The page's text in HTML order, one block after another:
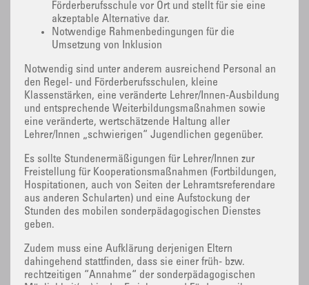
Förderberufsschule vor Ort und stellt für sie eine
akzeptable Alternative dar.
Notwendige Rahmenbedingungen für die
Umsetzung von Inklusion
Notwendig sind unter anderem ausreichend Personal an
den Regel- und Förderberufsschulen, kleine
Klassenstärken, eine veränderte Lehrer/Innen-Ausbildung
und entsprechende Weiterbildungsmaßnahmen sowie
eine veränderte, wertschätzende Haltung aller
Lehrer/Innen „schwierigen“ Jugendlichen gegenüber.
Es sollte Stundenermäßigungen für Lehrer/Innen zur
Freistellung für Kooperationsmaßnahmen (Fortbildungen,
Hospitationen, auch von Seiten der Lehramtsreferendare
aus anderen Schularten) und eine Aufstockung der
Stunden des mobilen sonderpädagogischen Dienstes
geben.
Zudem muss eine Aufklärung derjenigen Eltern
dahingehend stattfinden, dass sie einer früh- bzw.
rechtzeitigen “Annahme“ der sonderpädagogischen